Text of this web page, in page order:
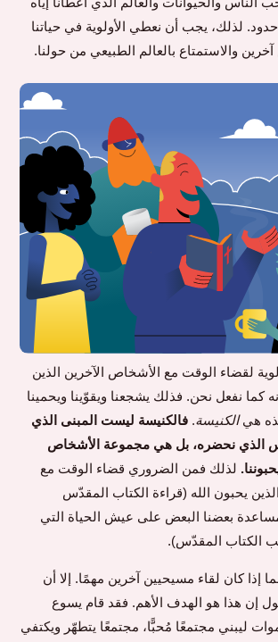
لذلك، يجب أن نعطي الأولوية في حياتنا
والاستمتاع بالعالم الطبيعي من حولنا.
لقضاء الوقت مع الأشخاص الآخرين الذين
كما نفعل نحن. فذلك يشجعنا ويقوّينا ويحمينا
هيالكنيسة.فالكنيسة ليست المبنى الذي
الذي نحضره، بل هي مجموعة الأشخاص
لذلك فمن الضروري قضاء الوقت مع
يحبون الله (قراءة الكتاب المقدّس
بعضنا البعض على عيش الحياة التي
الكتاب المقدّس).
إذا كان لقاء مسيحيين آخرين مهمًا. إلا أن
إن هذا هو الهدف الأهم. فقد قام يسوع
ليبني مجتمعًا مُحبًّا، مجتمعًا يتطهّر ويكتفي